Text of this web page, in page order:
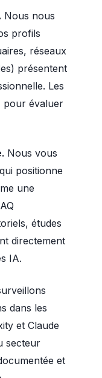
Nous nous
profils
réseaux
présentent
Les
pour évaluer
Nous vous
positionne
une
études
directement
IA.
dans les
et Claude
secteur
et